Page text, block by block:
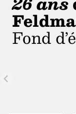
Fond